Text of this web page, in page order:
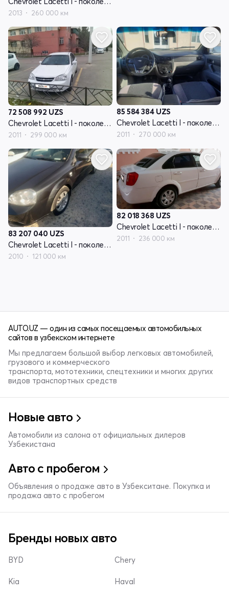
2013 260 000 км
72 508 992 UZS
Chevrolet Lacetti I - поколение
2011 299 000 км
85 584 384 UZS
Chevrolet Lacetti I - поколение
2011 270 000 км
83 207 040 UZS
Chevrolet Lacetti I - поколение
2010 121 000 км
82 018 368 UZS
Chevrolet Lacetti I - поколение
2011 236 000 км
AUTO.UZ — один из самых посещаемых автомобильных
сайтов в узбекском интернете
Мы предлагаем большой выбор легковых автомобилей,
грузового и коммерческого
транспорта, мототехники, спецтехники и многих других
видов транспортных средств
Новые авто
Автомобили из салона от официальных дилеров
Узбекистана
Авто с пробегом
Объявления о продаже авто в Узбекситане. Покупка и
продажа авто с пробегом
Бренды новых авто
BYD
Kia
Chery
Haval